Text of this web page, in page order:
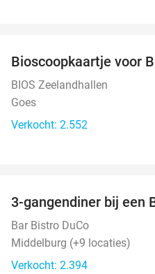
Bioscoopkaartje voor
BIOS Zeelandhallen
Goes
Verkocht: 2.552
3-gangendiner bij een
Bar Bistro DuCo
Middelburg (+9 locaties)
Verkocht: 2.394